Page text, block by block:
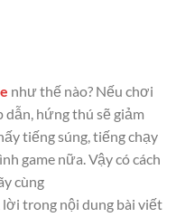
như thế nào? Nếu chơi
dẫn, hứng thú sẽ giảm
tiếng súng, tiếng chạy
game nữa. Vậy có cách
cùng
trong nội dung bài viết